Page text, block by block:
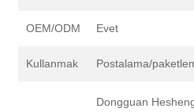
OEM/ODM Evet
Kullanmak Postalama/
Dongguan